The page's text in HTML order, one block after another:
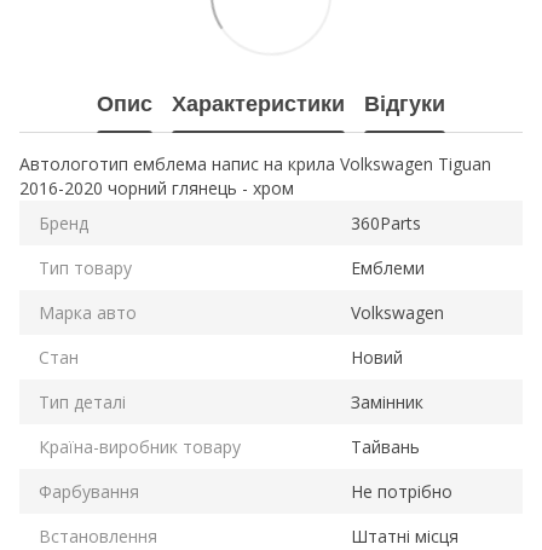
Опис Характеристики Відгуки
Автологотип емблема напис на крила Volkswagen Tiguan
2016-2020 чорний глянець - хром
Бренд
360Parts
Тип товару
Емблеми
Марка авто
Volkswagen
Стан
Новий
Тип деталі
Замінник
Країна-виробник товару
Тайвань
Фарбування
Не потрібно
Встановлення
Штатні місця